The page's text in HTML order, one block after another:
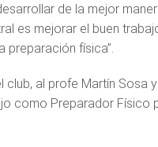
de la mejor
es mejorar el buen
preparación física”.
club, al profe Martín Sosa
como Preparador Físico